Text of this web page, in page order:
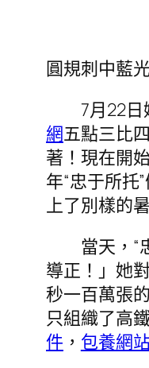
圓規刺中藍
7月22
網五點三比
著！現在開
年“忠于所托
上了別樣的
當天，“
導正！」她
秒一百萬張
只組織了高
件 ， 包養網